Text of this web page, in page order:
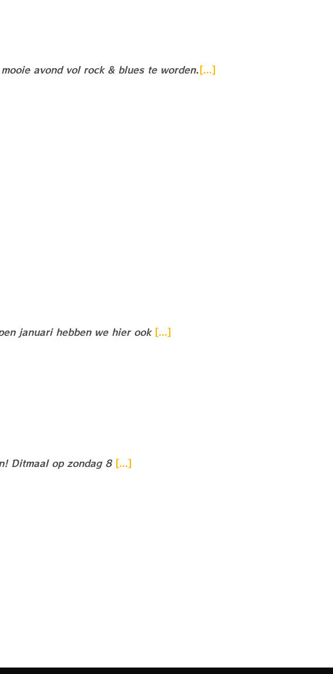
avond vol rock & blues te worden.[...]
januari hebben we hier ook [...]
Ditmaal op zondag 8 [...]